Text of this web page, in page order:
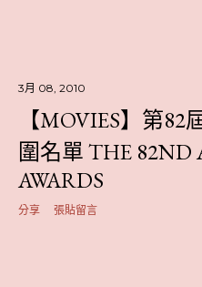
3月 08, 2010
【MOVIES】第82
圍名單 THE 82ND
AWARDS
分享 張貼留言